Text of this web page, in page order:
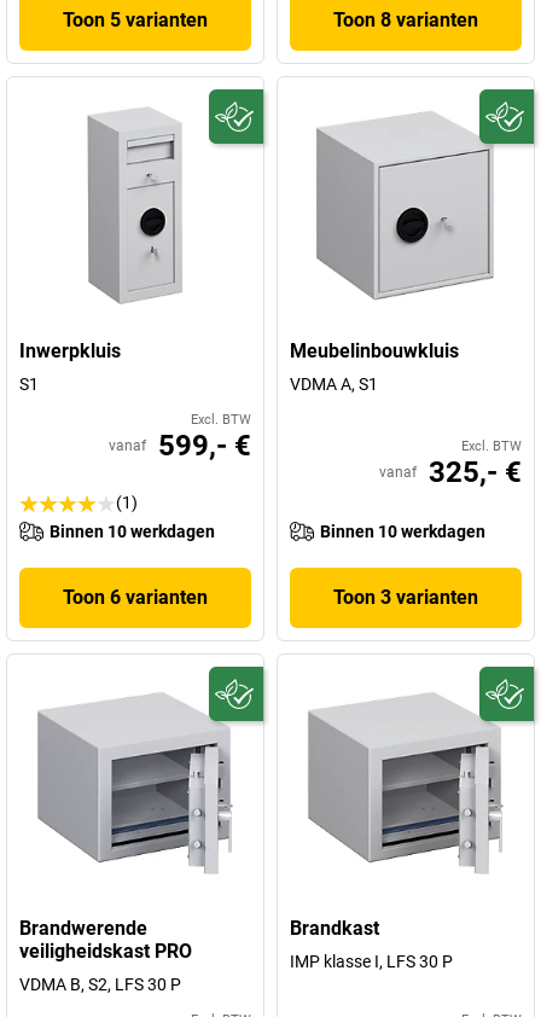
Toon 5 varianten Toon 8 varianten
Inwerpkluis
S1
Excl. BTW
vanaf 599,- €
(1)
Binnen 10 werkdagen
Toon 6 varianten
Meubelinbouwkluis
VDMA A, S1
Excl. BTW
vanaf 325,- €
Binnen 10 werkdagen
Toon 3 varianten
Brandwerende
veiligheidskast PRO
VDMA B, S2, LFS 30 P
Brandkast
IMP klasse I, LFS 30 P